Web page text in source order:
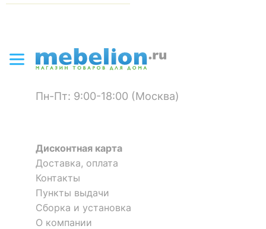
Пн-Пт: 9:00-18:00 (Москва)
Дисконтная карта
Доставка, оплата
Контакты
Пункты выдачи
Сборка и установка
О компании